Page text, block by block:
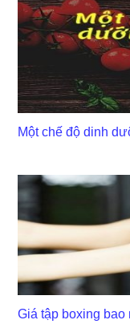
Một chế độ dinh
Giá tập boxing bao